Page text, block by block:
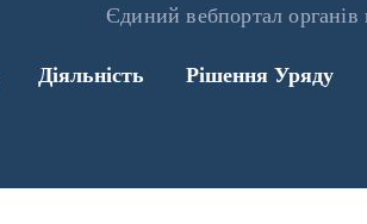
Єдиний вебпортал органів
Діяльність Рішення Уряду